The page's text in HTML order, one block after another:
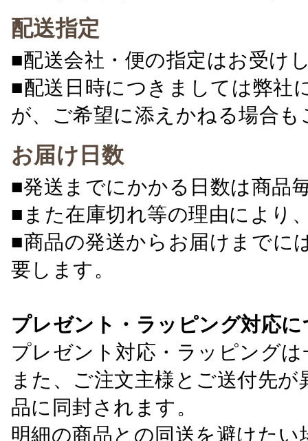
配送指定
■配送会社・便の指定はお受け
■配送日時につきましては弊社
が、ご希望に添えかねる場合
お届け日数
■発送までにかかる日数は商品
■また在庫切れ等の理由により
■商品の発送からお届けまでに
要します。
プレゼント・ラッピング対応
プレゼント対応・ラッピング
また、ご注文主様とご送付先
品に同封されます。
明細の商品との同送を避けた